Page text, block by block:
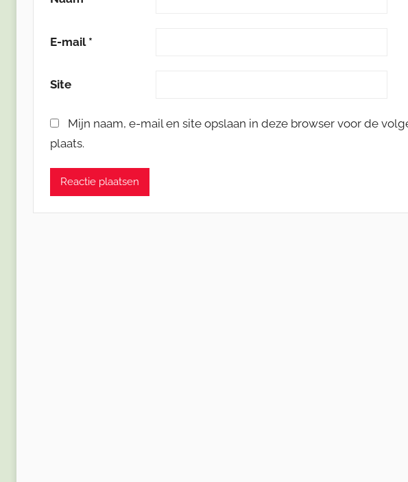
E-mail *
Site
Mijn naam, e-mail en site opslaan in deze browser voor de
plaats.